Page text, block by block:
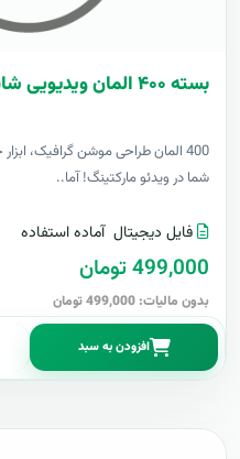
بسته ۴۰۰ المان ویدیویی شاپیکس موشن گرافیک
400 المان طراحی موشن گرافیک،
شما در ویدئو مارکتینگ! آما..
فایل دیجیتال آماده استفاده
499,000 تومان
بدون مالیات: 499,000 تومان
افزودن به سبد